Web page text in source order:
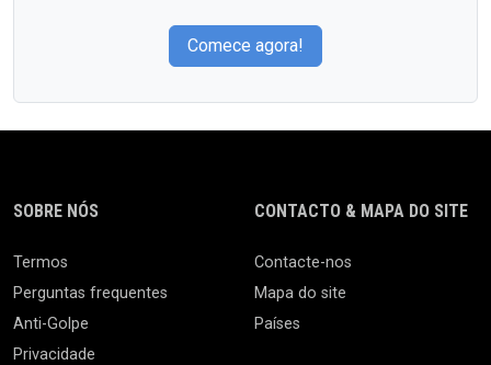
Comece agora!
SOBRE NÓS
Termos
Perguntas frequentes
Anti-Golpe
Privacidade
CONTACTO & MAPA DO SITE
Contacte-nos
Mapa do site
Países